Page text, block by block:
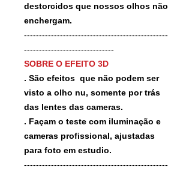
destorcidos que nossos olhos não
enchergam.
------------------------------------------------
------------------------------
SOBRE O EFEITO 3D
. São efeitos que não podem ser
visto a olho nu, somente por trás
das lentes das cameras.
. Façam o teste com iluminação e
cameras profissional, ajustadas
para foto em estudio.
------------------------------------------------